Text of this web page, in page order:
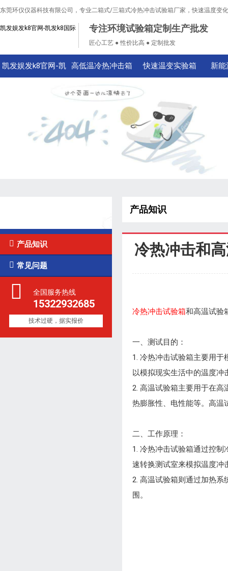
东莞环仪仪器科技有限公司，专业二箱式/三箱式冷热冲击试验箱厂家，快速温度变
凯发娱发k8官网-凯发k8国际 专注环境试验箱定制生产批发
匠心工艺 ● 性价比高 ● 定制批发
凯发娱发k8官网-凯 高低温冷热冲击箱 快速温变实验箱 新
 产品知识
 常见问题
全国服务热线
15322932685
技术过硬，据实报价
产品知识
冷热冲击和
冷热冲击试验箱和高温试验
一、测试目的：
1. 冷热冲击试验箱主要用
以模拟现实生活中的温度冲
2. 高温试验箱主要用于在
热膨胀性、电性能等。高温
二、工作原理：
1. 冷热冲击试验箱通过控
速转换测试室来模拟温度冲
2. 高温试验箱则通过加热
围。